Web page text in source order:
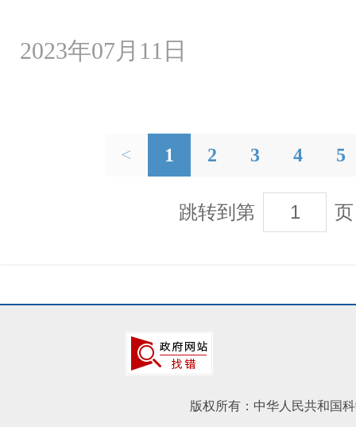
2023年07月11日
< 1 2 3 4 5
跳转到第 页
版权所有：中华人民共和国